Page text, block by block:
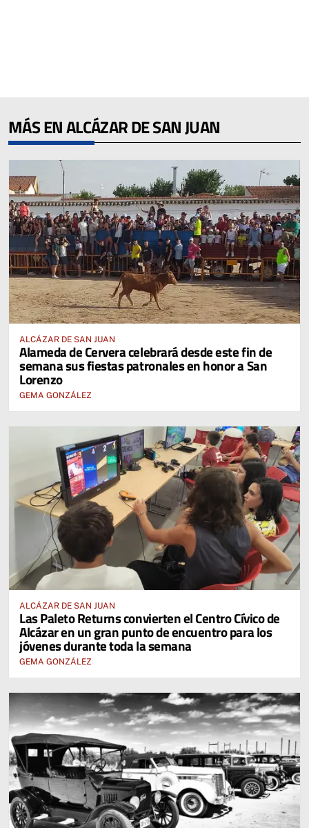
MÁS EN ALCÁZAR DE SAN JUAN
ALCÁZAR DE SAN JUAN
Alameda de Cervera celebrará desde este fin de
semana sus fiestas patronales en honor a San
Lorenzo
GEMA GONZÁLEZ
ALCÁZAR DE SAN JUAN
Las Paleto Returns convierten el Centro Cívico de
Alcázar en un gran punto de encuentro para los
jóvenes durante toda la semana
GEMA GONZÁLEZ